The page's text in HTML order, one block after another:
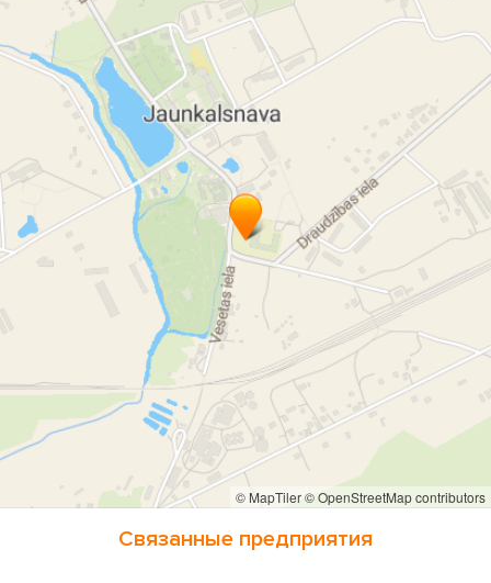
обучение мотоциклистов
автошкола
автошколы
получение водительского удостоверения
получение прав на управление мотоциклом
права на управление мотороллером
права на управление легковым автомобилем
профессиональная автошкола
Heliks A
получение водительских прав
водительское удостоверение
автошкола в Яункалснаве
обучение водителей
A
A2 B C BE CE
категории
курсы подготовки водителей
получение прав на управление легковым автомобилем с
прицепом
прицепом
© MapTiler© OpenStreetMap contributors
Связанные предприятия